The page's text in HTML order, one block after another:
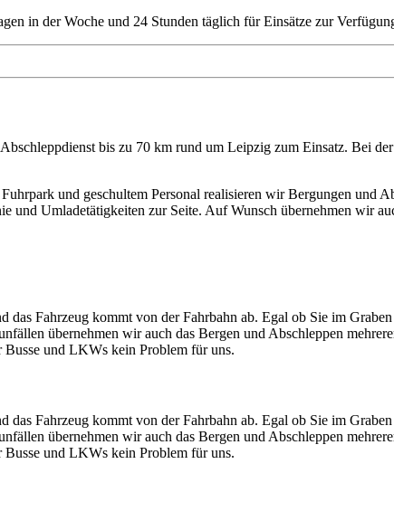
in der Woche und 24 Stunden täglich für Einsätze zur
bis zu 70 km rund um Leipzig zum Einsatz. Bei
und geschultem Personal realisieren wir Bergungen und
und Umladetätigkeiten zur Seite. Auf Wunsch übernehmen wir
das Fahrzeug kommt von der Fahrbahn ab. Egal ob Sie im
übernehmen wir auch das Bergen und Abschleppen
Busse und LKWs kein Problem für uns.
das Fahrzeug kommt von der Fahrbahn ab. Egal ob Sie im
übernehmen wir auch das Bergen und Abschleppen
Busse und LKWs kein Problem für uns.